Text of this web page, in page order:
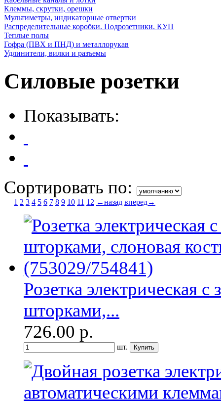
Клеммы, скрутки, орешки
Мультиметры, индикаторные отвертки
Распределительные коробки. Подрозетники. КУП
Теплые полы
Гофра (ПВХ и ПНД) и металлорукав
Удлинители, вилки и разъемы
Силовые розетки
Показывать:
Сортировать по:
1 2 3 4 5 6 7 8 9 10 11 12 ←назад вперед→
Розетка электрическая
шторками,...
726.00 р.
шт.